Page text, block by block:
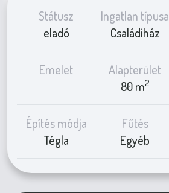
Státusz
eladó
Ingatlan típusa
Családiház
Emelet
Alapterület
80 m2
Építés módja
Tégla
Fűtés
Egyéb